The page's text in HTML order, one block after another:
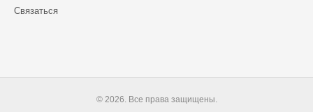
Связаться
© 2026. Все права защищены.